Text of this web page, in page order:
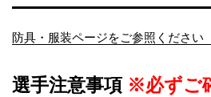
防具・服装ページをご参照ください
選手注意事項 ※必ずご